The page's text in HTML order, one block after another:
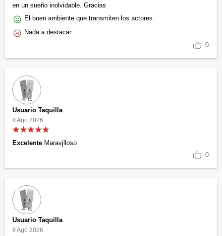
en un sueño inolvidable. Gracias
El buen ambiente que transmiten los actores.
Nada a destacar
0
Usuario Taquilla
8 Ago 2026
Excelente Maravjlloso
0
Usuario Taquilla
8 Ago 2026